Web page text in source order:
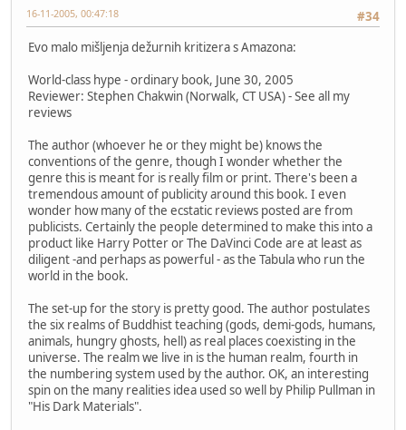
#34
16-11-2005, 00:47:18
Evo malo mišljenja dežurnih kritizera s Amazona:
World-class hype - ordinary book, June 30, 2005
Reviewer: Stephen Chakwin (Norwalk, CT USA) - See all my
reviews
The author (whoever he or they might be) knows the
conventions of the genre, though I wonder whether the
genre this is meant for is really film or print. There's been a
tremendous amount of publicity around this book. I even
wonder how many of the ecstatic reviews posted are from
publicists. Certainly the people determined to make this into a
product like Harry Potter or The DaVinci Code are at least as
diligent -and perhaps as powerful - as the Tabula who run the
world in the book.
The set-up for the story is pretty good. The author postulates
the six realms of Buddhist teaching (gods, demi-gods, humans,
animals, hungry ghosts, hell) as real places coexisting in the
universe. The realm we live in is the human realm, fourth in
the numbering system used by the author. OK, an interesting
spin on the many realities idea used so well by Philip Pullman in
"His Dark Materials".